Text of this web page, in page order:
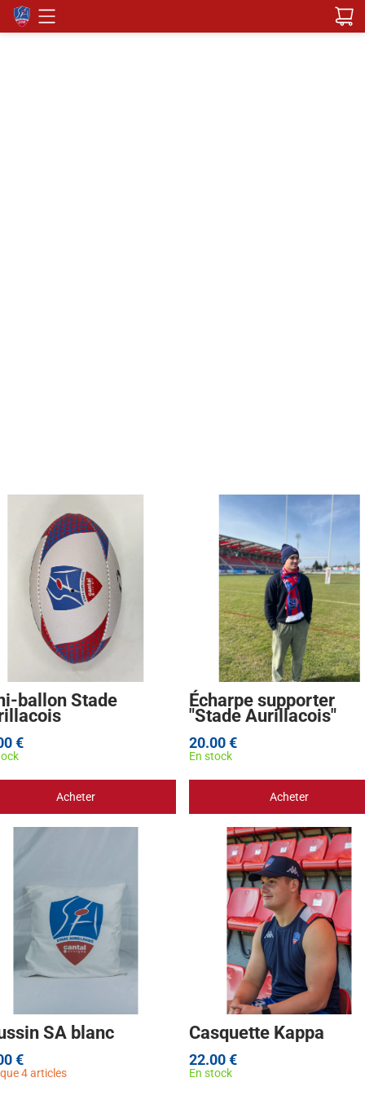
ballon Stade
€
Acheter
Écharpe supporter
"Stade Aurillacois"
20.00 €
En stock
Acheter
SA blanc
€
4 articles
Casquette Kappa
22.00 €
En stock